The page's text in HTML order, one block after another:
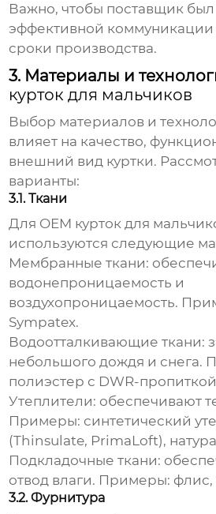
Важно, чтобы поставщик был
эффективной
сроки производства.
3. Материалы и
курток для мальчиков
Выбор материалов и
влияет на качество,
внешний вид куртки.
варианты:
3.1. Ткани
Для OEM курток для
используются следующие
Мембранные ткани:
водонепроницаемость и
воздухопроницаемость.
Sympatex.
Водоотталкивающие ткани:
небольшого дождя и снега.
полиэстер с DWR-
Утеплители: обеспечивают
Примеры: синтетический
(Thinsulate, PrimaLoft),
Подкладочные ткани:
отвод влаги. Примеры: флис,
3.2. Фурнитура